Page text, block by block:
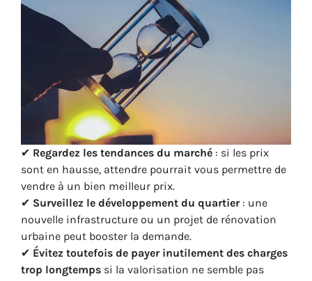
✔ Regardez les tendances du marché : si les prix
sont en hausse, attendre pourrait vous permettre de
vendre à un bien meilleur prix.
✔ Surveillez le développement du quartier: une
nouvelle infrastructure ou un projet de rénovation
urbaine peut booster la demande.
✔ Évitez toutefois de payer inutilement des charges
trop longtemps si la valorisation ne semble pas